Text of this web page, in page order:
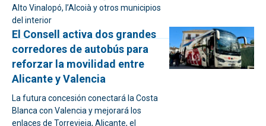
Alto Vinalopó, l’Alcoià y otros municipios
del interior
El Consell activa dos grandes
corredores de autobús para
reforzar la movilidad entre
Alicante y Valencia
La futura concesión conectará la Costa
Blanca con Valencia y mejorará los
enlaces de Torrevieja, Alicante, el